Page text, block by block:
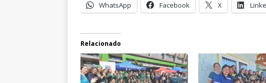
WhatsApp Facebook X
Relacionado